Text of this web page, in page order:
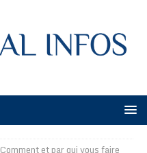
Comment et par qui vous faire